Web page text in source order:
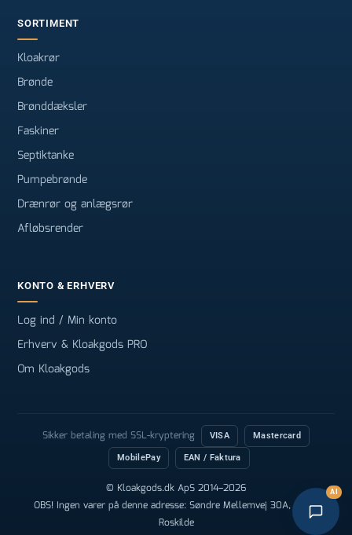
SORTIMENT
Kloakrør
Brønde
Brønddæksler
Faskiner
Septiktanke
Pumpebrønde
Drænrør og anlægsrør
Afløbsrender
KONTO & ERHVERV
Log ind / Min konto
Erhverv & Kloakgods PRO
Om Kloakgods
Sikker betaling med SSL-kryptering VISA Mastercard
MobilePay EAN / Faktura
© Kloakgods.dk ApS 2014–2026
OBS! Ingen varer på denne adresse: Søndre Mellemvej 30A, 4000
Roskilde
AI